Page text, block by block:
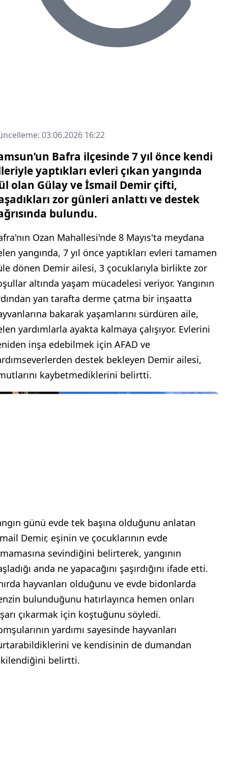
03.06.2026 16:22
Bafra ilçesinde 7 yıl önce kendi
yaptıkları evleri çıkan yangında
olan Gülay ve İsmail Demir çifti,
zor günleri anlattı ve destek
bulundu.
Ozan Mahallesi'nde 8 Mayıs'ta meydana
yangında, 7 yıl önce yaptıkları evleri tamamen
dönen Demir ailesi, 3 çocuklarıyla birlikte zor
altında yaşam mücadelesi veriyor. Yangının
yan tarafta derme çatma bir inşaatta
bakarak yaşamlarını sürdüren aile,
yardımlarla ayakta kalmaya çalışıyor. Evlerini
inşa edebilmek için AFAD ve
destek bekleyen Demir ailesi,
kaybetmediklerini belirtti.
günü evde tek başına olduğunu anlatan
Demir, eşinin ve çocuklarının evde
sevindiğini belirterek, yangının
anda ne yapacağını şaşırdığını ifade etti.
hayvanları olduğunu ve evde bidonlarda
bulunduğunu hatırlayınca hemen onları
çıkarmak için koştuğunu söyledi.
yardımı sayesinde hayvanları
ve kendisinin de dumandan
belirtti.